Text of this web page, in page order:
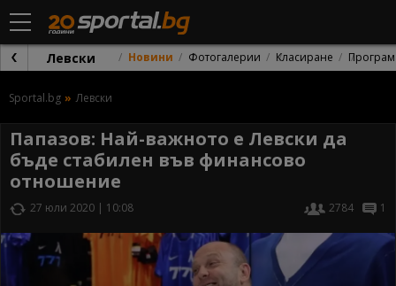
Левски Новини Фотогалерии Класиране
Sportal.bg Левски
Папазов: Haй-важното е Левски да
бъде стабилен във финансово
отношение
27 юли 2020 | 10:08 2784 1